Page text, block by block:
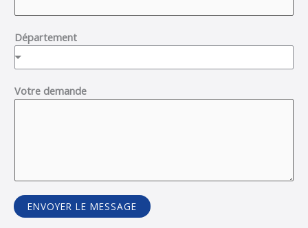
Département
Votre demande
ENVOYER LE MESSAGE